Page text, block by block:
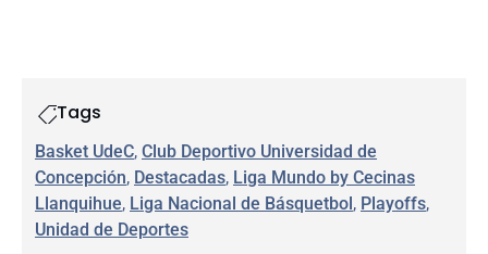
Tags
Basket UdeC, Club Deportivo Universidad de
Concepción, Destacadas, Liga Mundo by Cecinas
Llanquihue, Liga Nacional de Básquetbol , Playoffs
Unidad de Deportes